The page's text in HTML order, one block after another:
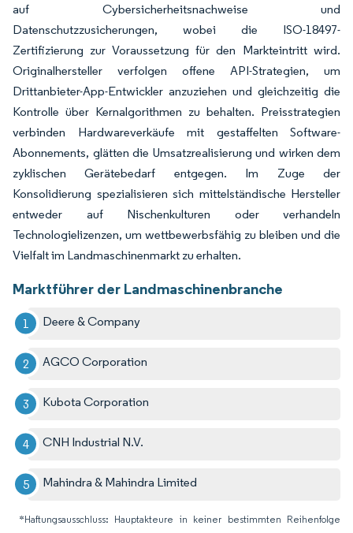
auf Cybersicherheitsnachweise und
Datenschutzzusicherungen, wobei die ISO-18497-
Zertifizierung zur Voraussetzung für den Markteintritt wird.
Originalhersteller verfolgen offene API-Strategien, um
Drittanbieter-App-Entwickler anzuziehen und gleichzeitig die
Kontrolle über Kernalgorithmen zu behalten. Preisstrategien
verbinden Hardwareverkäufe mit gestaffelten Software-
Abonnements, glätten die Umsatzrealisierung und wirken dem
zyklischen Gerätebedarf entgegen. Im Zuge der
Konsolidierung spezialisieren sich mittelständische Hersteller
entweder auf Nischenkulturen oder verhandeln
Technologielizenzen, um wettbewerbsfähig zu bleiben und die
Vielfalt im Landmaschinenmarkt zu erhalten.
Marktführer der Landmaschinenbranche
Deere & Company
AGCO Corporation
Kubota Corporation
CNH Industrial N.V.
Mahindra & Mahindra Limited
*Haftungsausschluss: Hauptakteure in keiner bestimmten Reihenfolge